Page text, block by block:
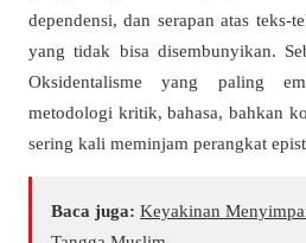
dependensi, dan serapan atas teks-
yang tidak bisa disembunyikan.
Oksidentalisme yang paling
metodologi kritik, bahasa, bahkan
sering kali meminjam perangkat
Baca juga: Keyakinan